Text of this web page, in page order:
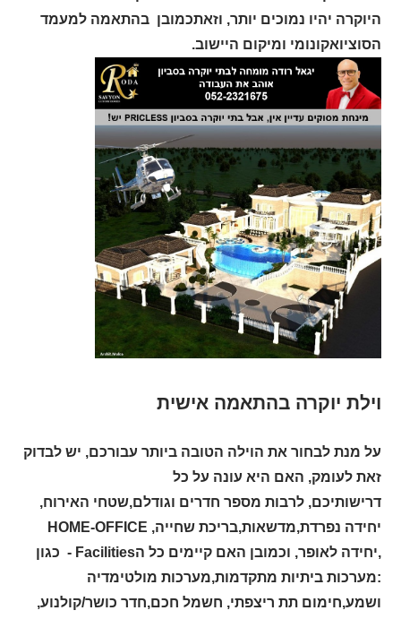
היוקרה יהיו נמוכים יותר, וזאתכמובן בהתאמה למעמד
הסוציואקונומי ומיקום היישוב.
וילת יוקרה בהתאמה אישית
על מנת לבחור את הוילה הטובה ביותר עבורכם, יש לבדוק
זאת לעומק, האם היא עונה על כל
דרישותיכם, לרבות מספר חדרים וגודלם,שטחי האירוח,
יחידה נפרדת,מדשאות,בריכת שחייה, HOME-OFFICE
,יחידה לאופר, וכמובן האם קיימים כל הFacilities - כגון
:מערכות ביתיות מתקדמות,מערכות מולטימדיה
ושמע,חימום תת ריצפתי, חשמל חכם,חדר כושר/קולנוע,